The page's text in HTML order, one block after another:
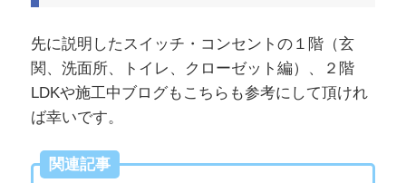
先に説明したスイッチ・コンセントの１階（玄
関、洗面所、トイレ、クローゼット編）、２階
LDKや施工中ブログもこちらも参考にして頂けれ
ば幸いです。
関連記事